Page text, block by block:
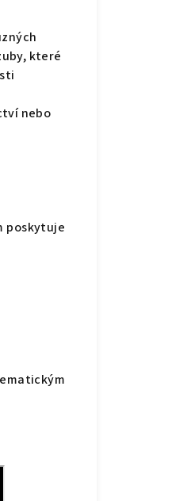
které
nebo
poskytuje